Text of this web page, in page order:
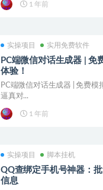
1 年前
实操项目 实用免费软件
PC端微信对话生成器 | 免
体验！
PC端微信对话生成器 | 免费模
逼真对...
1 年前
实操项目 脚本挂机
QQ查绑定手机号神器：
信息